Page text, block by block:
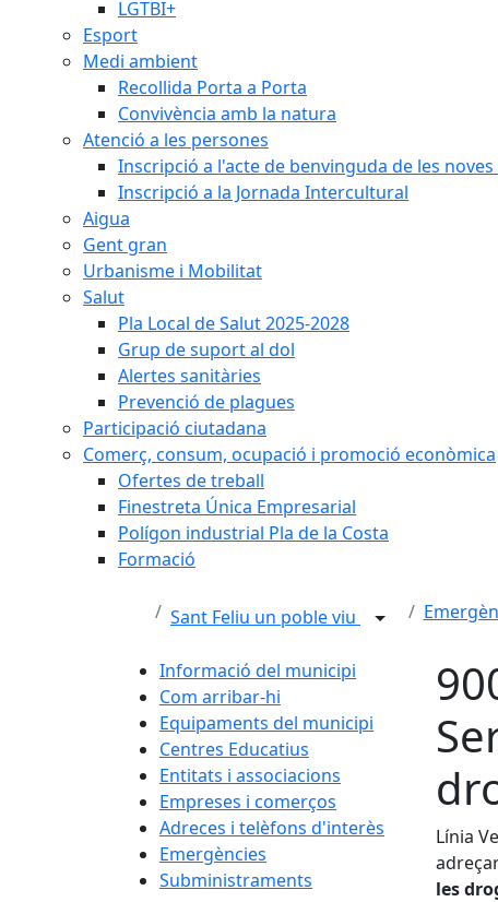
LGTBI+
Esport
Medi ambient
Recollida Porta a Porta
Convivència amb la natura
Atenció a les persones
Inscripció a l'acte de benvinguda de les
Inscripció a la Jornada Intercultural
Aigua
Gent gran
Urbanisme i Mobilitat
Salut
Pla Local de Salut 2025-2028
Grup de suport al dol
Alertes sanitàries
Prevenció de plagues
Participació ciutadana
Comerç, consum, ocupació i promoció econòmica
Ofertes de treball
Finestreta Única Empresarial
Polígon industrial Pla de la Costa
Formació
Sant Feliu un poble viu
Informació del municipi
Com arribar-hi
Equipaments del municipi
Centres Educatius
Entitats i associacions
Empreses i comerços
Adreces i telèfons d'interès
Emergències
Subministraments
Línia
les